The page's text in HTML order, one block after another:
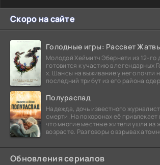
Скоро на сайте
Голодные игры: Рассвет
Молодой Хеймитч Эбернети из 12-го
готовится к участию в легендарных
х. Шансы на выживание у него почти
последний трибут из его района
Полураспад
Надежда, дочь известного
смерти. На похоронах её привлекает
что многие местные жители ушли из
возрасте. Разговоры о взрывах
Обновления сериалов